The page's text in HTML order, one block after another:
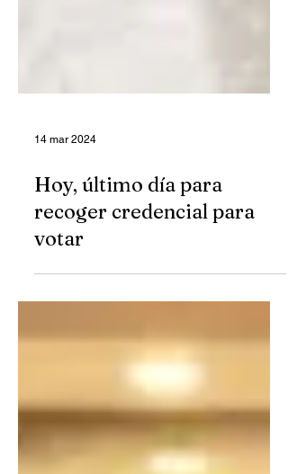
14 mar 2024
Hoy, último día para
recoger credencial para
votar